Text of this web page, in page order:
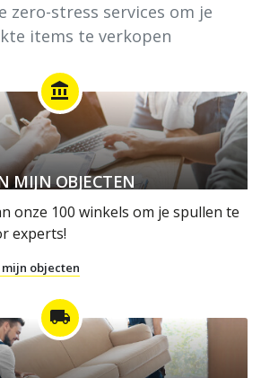
zero-stress services om je
items te verkopen
account_balance
MIJN OBJECTEN
onze 100 winkels om je spullen te
experts!
objecten
local_shipping